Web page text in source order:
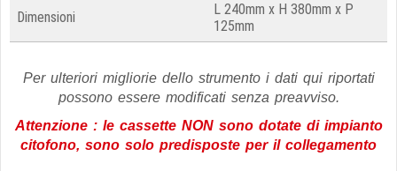
Dimensioni
L 240mm x H 380mm x P
125mm
Per ulteriori migliorie dello strumento i dati qui riportati
possono essere modificati senza preavviso.
Attenzione : le cassette NON sono dotate di impianto
citofono, sono solo predisposte per il collegamento